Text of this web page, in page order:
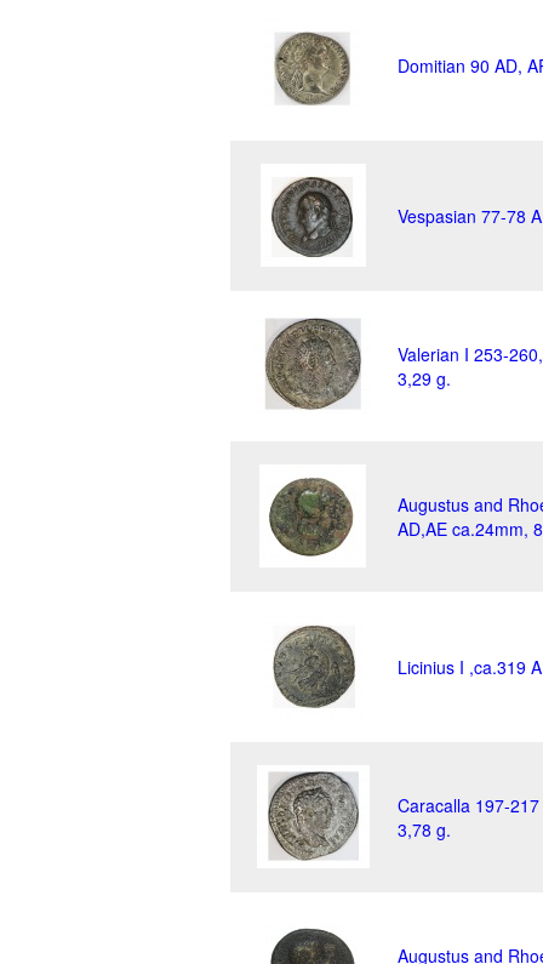
Domitian 90 AD,
Vespasian 77-78
Valerian I 253-
3,29 g.
Augustus and
AD,AE ca.24mm,
Licinius I ,ca.319
Caracalla 197-
3,78 g.
Augustus and